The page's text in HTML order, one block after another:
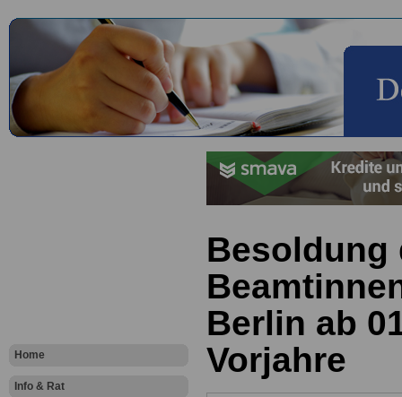
Home
Info & Rat
Besoldung
Berlin ab
Vorjahre